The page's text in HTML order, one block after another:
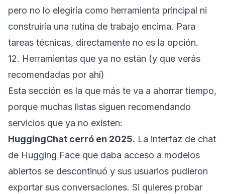
pero no lo elegiría como herramienta principal ni
construiría una rutina de trabajo encima. Para
tareas técnicas, directamente no es la opción.
12. Herramientas que ya no están (y que verás
recomendadas por ahí)
Esta sección es la que más te va a ahorrar tiempo,
porque muchas listas siguen recomendando
servicios que ya no existen:
HuggingChat cerró en 2025. La interfaz de chat
de Hugging Face que daba acceso a modelos
abiertos se descontinuó y sus usuarios pudieron
exportar sus conversaciones. Si quieres probar